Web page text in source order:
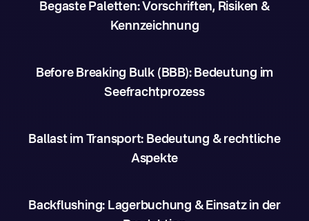
Begaste Paletten: Vorschriften, Risiken &
Kennzeichnung
Before Breaking Bulk (BBB): Bedeutung im
Seefrachtprozess
Ballast im Transport: Bedeutung & rechtliche
Aspekte
Backflushing: Lagerbuchung & Einsatz in der